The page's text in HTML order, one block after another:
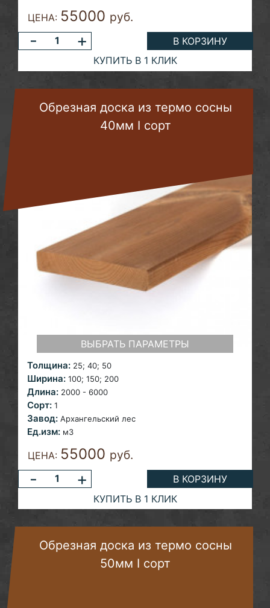
ЦЕНА: 55000 руб.
- +
В КОРЗИНУ
КУПИТЬ В 1 КЛИК
Обрезная доска из термо сосны
40мм I сорт
ВЫБРАТЬ ПАРАМЕТРЫ
Толщина: 25; 40; 50
Ширина: 100; 150; 200
Длина: 2000 - 6000
Сорт: 1
Завод: Архангельский лес
Ед.изм: м3
ЦЕНА: 55000 руб.
- +
В КОРЗИНУ
КУПИТЬ В 1 КЛИК
Обрезная доска из термо сосны
50мм I сорт